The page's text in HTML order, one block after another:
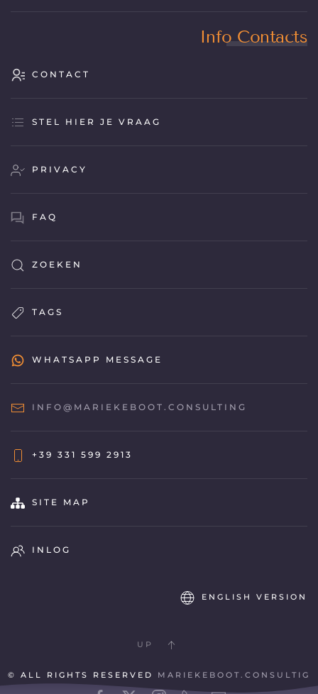
Info Contacts
CONTACT
STEL HIER JE VRAAG
PRIVACY
FAQ
ZOEKEN
TAGS
WHATSAPP MESSAGE
INFO@MARIEKEBOOT.CONSULTING
+39 331 599 2913
SITE MAP
INLOG
ENGLISH VERSION
UP
© ALL RIGHTS RESERVED MARIEKEBOOT.CONSULTIG